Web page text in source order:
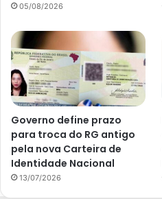
05/08/2026
Governo define prazo
para troca do RG antigo
pela nova Carteira de
Identidade Nacional
13/07/2026